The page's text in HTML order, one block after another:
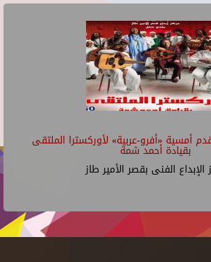
أمسية «أفرو-عربية» لأوركسترا الملتقى
بقيادة أحمد شمة
الإبداع الفنى بقصر الأمير طاز